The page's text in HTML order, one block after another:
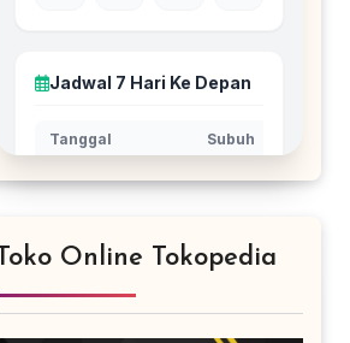
Toko Online Tokopedia